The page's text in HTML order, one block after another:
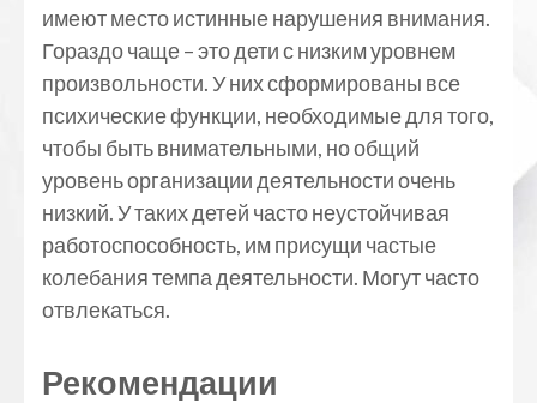
имеют место истинные нарушения внимания.
Гораздо чаще – это дети с низким уровнем
произвольности. У них сформированы все
психические функции, необходимые для того,
чтобы быть внимательными, но общий
уровень организации деятельности очень
низкий. У таких детей часто неустойчивая
работоспособность, им присущи частые
колебания темпа деятельности. Могут часто
отвлекаться.
Рекомендации